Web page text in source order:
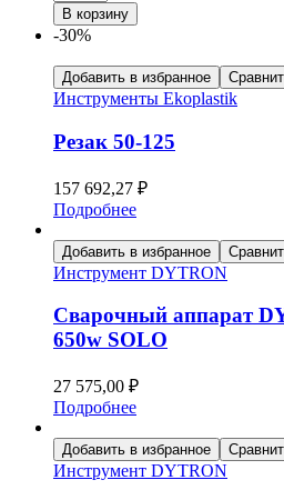
В корзину
-30%
Добавить в избранное
Инструменты Ekoplastik
Резак 50-125
157 692,27 ₽
Подробнее
Добавить в избранное
Инструмент DYTRON
Сварочный аппарат
650w SOLO
27 575,00 ₽
Подробнее
Добавить в избранное
Инструмент DYTRON